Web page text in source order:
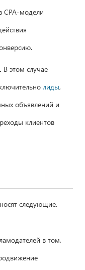
СРА-модели
В этом случае
лиды,
объявлений и
клиентов
следующие.
в том,